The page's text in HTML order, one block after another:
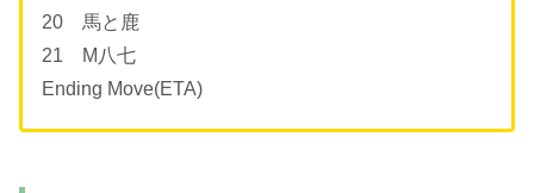
20 馬と鹿
21 M八七
Ending Move(ETA)